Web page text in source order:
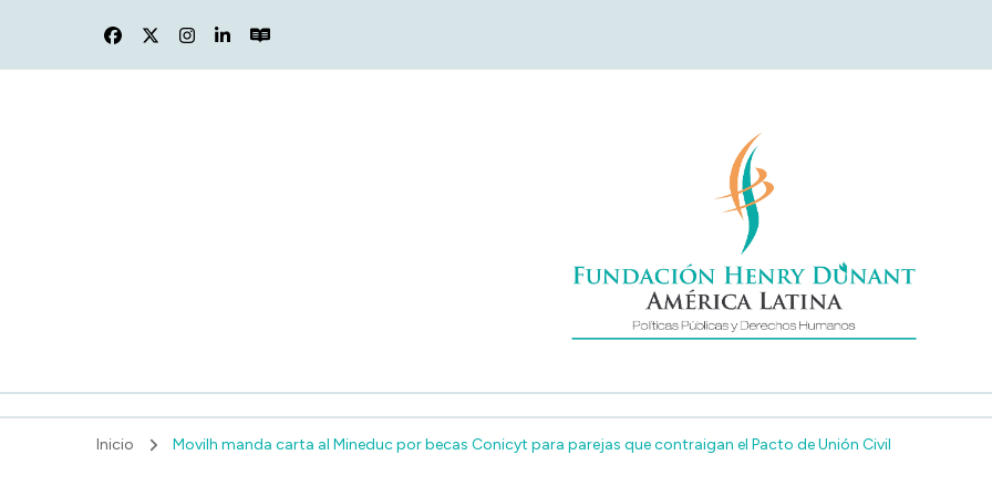
Fundación Henry
América Latina
Inicio Movilh manda carta al Mineduc por becas Conicyt para parejas que contraigan el Pacto de Unión Civil